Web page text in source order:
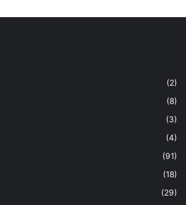
(2)
(8)
(3)
(4)
(91)
(18)
(29)